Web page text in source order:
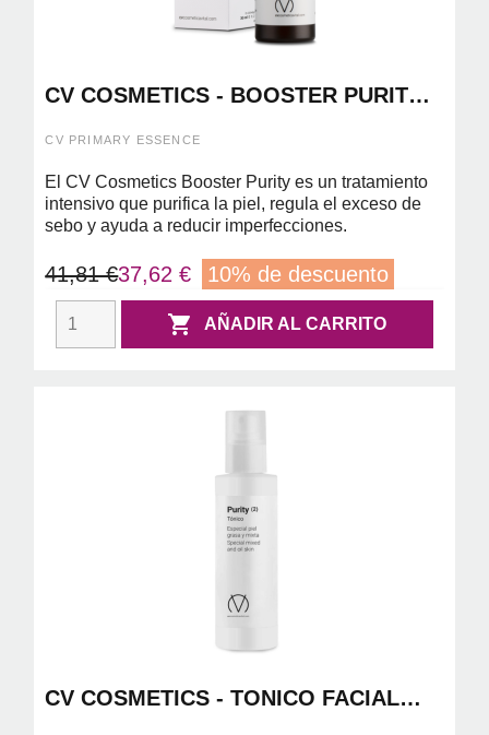
CV COSMETICS - BOOSTER PURITY
CV PRIMARY ESSENCE
El CV Cosmetics Booster Purity es un tratamiento
intensivo que purifica la piel, regula el exceso de
sebo y ayuda a reducir imperfecciones.
41,81 €37,62 € 10% de descuento
 AÑADIR AL CARRITO
CV COSMETICS - TONICO FACIAL